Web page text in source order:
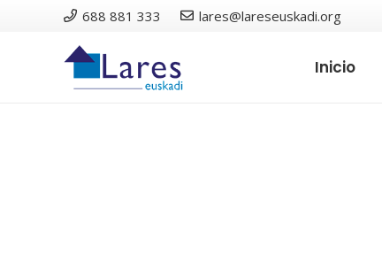
688 881 333 lares@lareseuskadi.org
Inicio